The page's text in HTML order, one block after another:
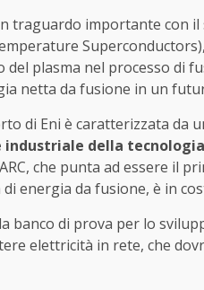
traguardo importante con
plasma nel processo di
netta da fusione in un
di Eni è caratterizzata da
della
che punta ad essere il
energia da fusione, è in
banco di prova per lo
elettricità in rete, che